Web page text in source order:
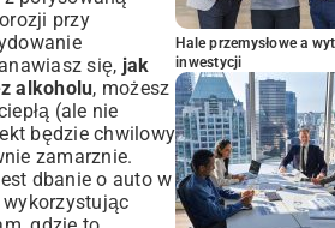
przy
się, jak
alkoholu, możesz
(ale nie
będzie chwilowy
zamarznie.
dbanie o auto w
Hale przemysłowe a
inwestycji